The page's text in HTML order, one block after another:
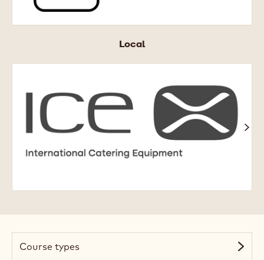
Local
Academy
Course types